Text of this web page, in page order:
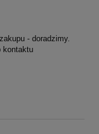
- doradzimy.
kontaktu